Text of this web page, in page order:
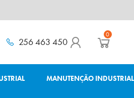
256 463 450
0
MANUTENÇÃO INDUSTRIAL